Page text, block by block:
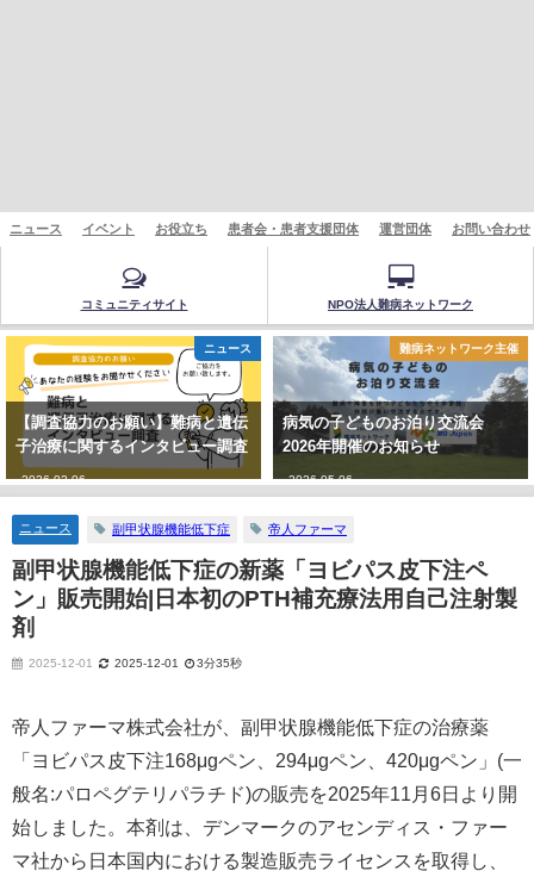
ニュース イベント お役立ち 患者会・患者支援団体 運営団体 お問い合わせ
コミュニティサイト NPO法人難病ネットワーク
ニュース
【調査協力のお願い】難病と遺伝
子治療に関するインタビュー調査
2026-02-06
難病ネットワーク主催
病気の子どものお泊り交流会
2026年開催のお知らせ
2026-05-06
ニュース 副甲状腺機能低下症 帝人ファーマ
副甲状腺機能低下症の新薬「ヨビパス皮下注ペ
ン」販売開始|日本初のPTH補充療法用自己注射製
剤
2025-12-01 2025-12-01 3分35秒
帝人ファーマ株式会社が、副甲状腺機能低下症の治療薬
「ヨビパス皮下注168μgペン、294μgペン、420μgペン」(一
般名:パロペグテリパラチド)の販売を2025年11月6日より開
始しました。本剤は、デンマークのアセンディス・ファー
マ社から日本国内における製造販売ライセンスを取得し、